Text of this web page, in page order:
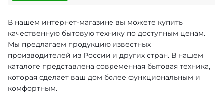
В нашем интернет-магазине вы можете купить
качественную бытовую технику по доступным ценам.
Мы предлагаем продукцию известных
производителей из России и других стран. В нашем
каталоге представлена современная бытовая техника,
которая сделает ваш дом более функциональным и
комфортным.